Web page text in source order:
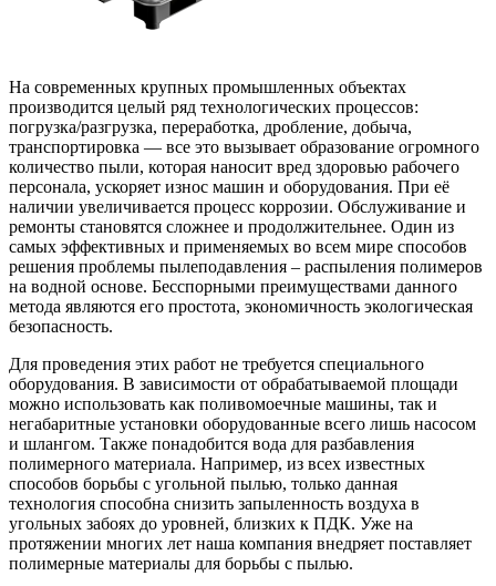
На современных крупных промышленных объектах
производится целый ряд технологических процессов:
погрузка/разгрузка, переработка, дробление, добыча,
транспортировка — все это вызывает образование огромного
количество пыли, которая наносит вред здоровью рабочего
персонала, ускоряет износ машин и оборудования. При её
наличии увеличивается процесс коррозии. Обслуживание и
ремонты становятся сложнее и продолжительнее. Один из
самых эффективных и применяемых во всем мире способов
решения проблемы пылеподавления – распыления полимеров
на водной основе. Бесспорными преимуществами данного
метода являются его простота, экономичность экологическая
безопасность.
Для проведения этих работ не требуется специального
оборудования. В зависимости от обрабатываемой площади
можно использовать как поливомоечные машины, так и
негабаритные установки оборудованные всего лишь насосом
и шлангом. Также понадобится вода для разбавления
полимерного материала. Например, из всех известных
способов борьбы с угольной пылью, только данная
технология способна снизить запыленность воздуха в
угольных забоях до уровней, близких к ПДК. Уже на
протяжении многих лет наша компания внедряет поставляет
полимерные материалы для борьбы с пылью.